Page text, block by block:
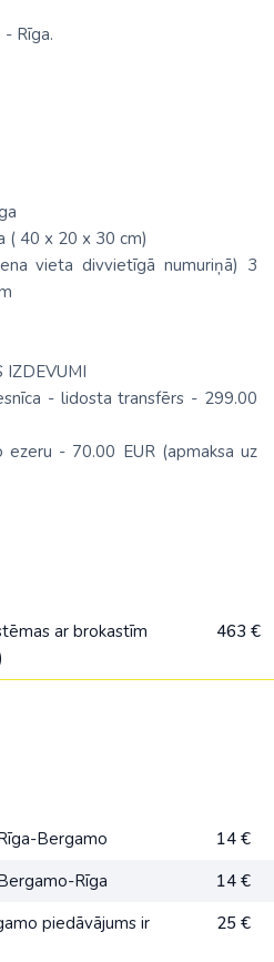
Rīga.
( 40 х 20 х 30 cm)
vieta divvietīgā numuriņā) 3
IZDEVUMI
- lidosta transfērs - 299.00
ezeru - 70.00 EUR (apmaksa uz
ar brokastīm
463 €
Bergamo
14 €
Rīga
14 €
piedāvājums ir
25 €